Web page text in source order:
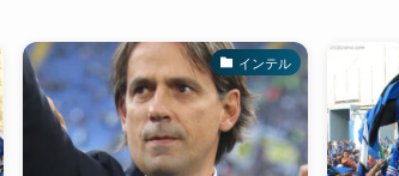
インテル